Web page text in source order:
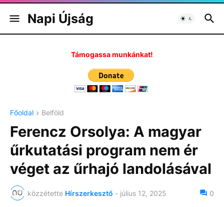
Napi Újság
Támogassa munkánkat!
Főoldal Belföld
Ferencz Orsolya: A magyar
űrkutatási program nem ér
véget az űrhajó landolásával
közzétette Hírszerkesztő - július 12, 2025 0